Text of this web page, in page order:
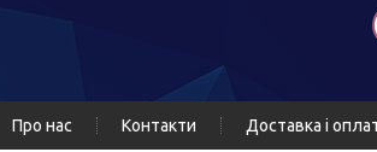
Про нас Контакти Доставка і